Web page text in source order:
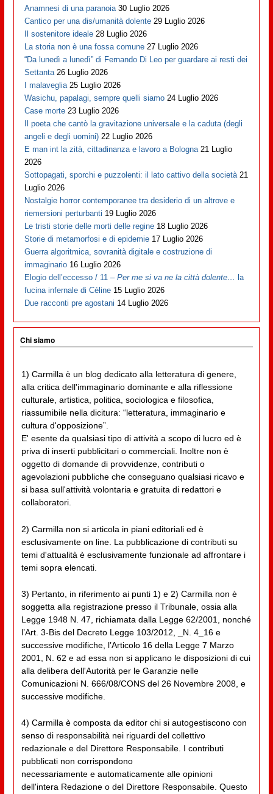
Anamnesi di una paranoia 30 Luglio 2026
Cantico per una dis/umanità dolente 29 Luglio 2026
Il sostenitore ideale 28 Luglio 2026
La storia non è una fossa comune 27 Luglio 2026
“Da lunedì a lunedì” di Fernando Di Leo per guardare ai resti dei
Settanta 26 Luglio 2026
I malaveglia 25 Luglio 2026
Wasichu, papalagi, sempre quelli siamo 24 Luglio 2026
Case morte 23 Luglio 2026
Il poeta che cantò la gravitazione universale e la caduta (degli
angeli e degli uomini) 22 Luglio 2026
E man int la zità, cittadinanza e lavoro a Bologna 21 Luglio
2026
Sottopagati, sporchi e puzzolenti: il lato cattivo della società 21
Luglio 2026
Nostalgie horror contemporanee tra desiderio di un altrove e
riemersioni perturbanti 19 Luglio 2026
Le tristi storie delle morti delle regine 18 Luglio 2026
Storie di metamorfosi e di epidemie 17 Luglio 2026
Guerra algoritmica, sovranità digitale e costruzione di
immaginario 16 Luglio 2026
Elogio dell’eccesso / 11 –Per me si va ne la città dolente… la
fucina infernale di Cèline 15 Luglio 2026
Due racconti pre agostani 14 Luglio 2026
Chi siamo
1) Carmilla è un blog dedicato alla letteratura di genere,
alla critica dell'immaginario dominante e alla riflessione
culturale, artistica, politica, sociologica e filosofica,
riassumibile nella dicitura: “letteratura, immaginario e
cultura d'opposizione”.
E' esente da qualsiasi tipo di attività a scopo di lucro ed è
priva di inserti pubblicitari o commerciali. Inoltre non è
oggetto di domande di provvidenze, contributi o
agevolazioni pubbliche che conseguano qualsiasi ricavo e
si basa sull'attività volontaria e gratuita di redattori e
collaboratori.
2) Carmilla non si articola in piani editoriali ed è
esclusivamente on line. La pubblicazione di contributi su
temi d'attualità è esclusivamente funzionale ad affrontare i
temi sopra elencati.
3) Pertanto, in riferimento ai punti 1) e 2) Carmilla non è
soggetta alla registrazione presso il Tribunale, ossia alla
Legge 1948 N. 47, richiamata dalla Legge 62/2001, nonché
l’Art. 3-Bis del Decreto Legge 103/2012, _N. 4_16 e
successive modifiche, l’Articolo 16 della Legge 7 Marzo
2001, N. 62 e ad essa non si applicano le disposizioni di cui
alla delibera dell'Autorità per le Garanzie nelle
Comunicazioni N. 666/08/CONS del 26 Novembre 2008, e
successive modifiche.
4) Carmilla è composta da editor chi si autogestiscono con
senso di responsabilità nei riguardi del collettivo
redazionale e del Direttore Responsabile. I contributi
pubblicati non corrispondono
necessariamente e automaticamente alle opinioni
dell'intera Redazione o del Direttore Responsabile. Questo